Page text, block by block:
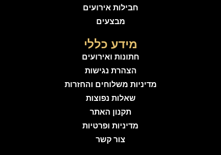
חבילות אירועים
מבצעים
מידע כללי
חתונות ואירועים
הצהרת נגישות
מדיניות משלוחים והחזרות
שאלות נפוצות
תקנון האתר
מדיניות ופרטיות
צור קשר